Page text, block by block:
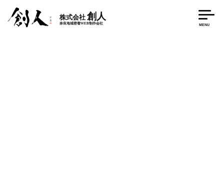
株式会社 創人
奈良地域密着WEB制作会社 MENU